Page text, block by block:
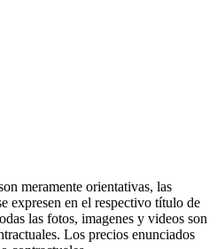
meramente orientativas, las
expresen en el respectivo título de
las fotos, imagenes y videos son
Los precios enunciados